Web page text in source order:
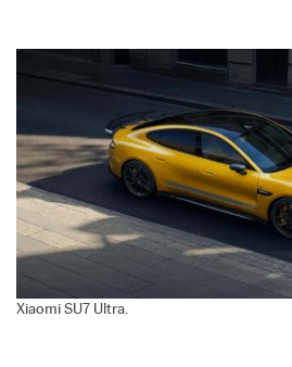
Xiaomi SU7 Ultra.